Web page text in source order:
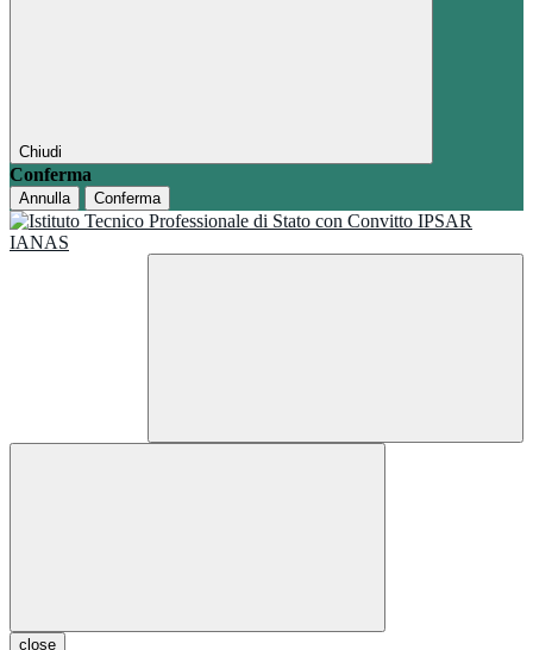
Chiudi
Conferma
Annulla Conferma
close